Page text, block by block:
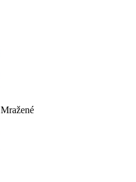
Mražené